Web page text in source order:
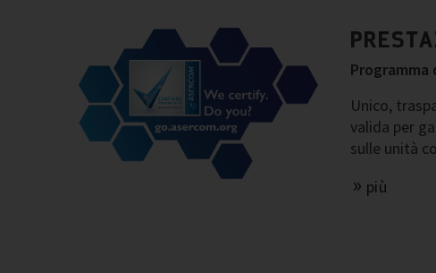
Unico,
valida per
sulle unità
più